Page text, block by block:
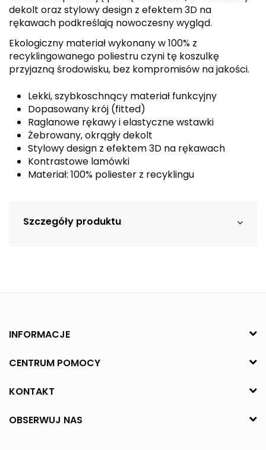
dekolt oraz stylowy design z efektem 3D na
rękawach podkreślają nowoczesny wygląd.
Ekologiczny materiał wykonany w 100% z
recyklingowanego poliestru czyni tę koszulkę
przyjazną środowisku, bez kompromisów na jakości.
Lekki, szybkoschnący materiał funkcyjny
Dopasowany krój (fitted)
Raglanowe rękawy i elastyczne wstawki
Żebrowany, okrągły dekolt
Stylowy design z efektem 3D na rękawach
Kontrastowe lamówki
Materiał: 100% poliester z recyklingu
Szczegóły produktu
INFORMACJE
CENTRUM POMOCY
KONTAKT
OBSERWUJ NAS